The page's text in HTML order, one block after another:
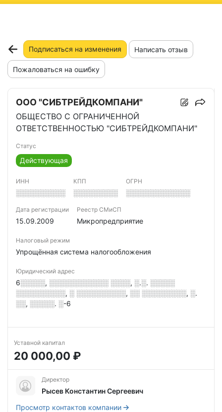
Подписаться на изменения Написать отзыв
Пожаловаться на ошибку
ООО "СИБТРЕЙДКОМПАНИ"
ОБЩЕСТВО С ОГРАНИЧЕННОЙ
ОТВЕТСТВЕННОСТЬЮ "СИБТРЕЙДКОМПАНИ"
Статус
Действующая
ИНН
░░░░░░░░░░
КПП
░░░░░░░░░
ОГРН
░░░░░░░░░░░░░
Дата регистрации
15.09.2009
Реестр СМиСП
Микропредприятие
Налоговый режим
Упрощённая система налогообложения
Юридический адрес
6░░░░░, ░░░░░░░░░░░░ ░░░░, ░.░. ░░░░░
░░░░░░░░░░, ░ ░░░░░░░░░░, ░░ ░░░░░░░░░, ░.
░░, ░░░░░. ░-6
Уставной капитал
20 000,00 ₽
Директор
Рысев Константин Сергеевич
Просмотр контактов компании